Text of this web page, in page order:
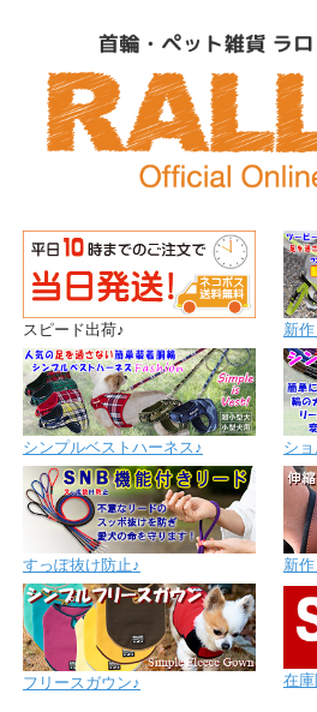
スピード出荷♪ 新
シンプルベストハーネス♪ シ
すっぽ抜け防止♪ 新
フリースガウン♪ 在庫